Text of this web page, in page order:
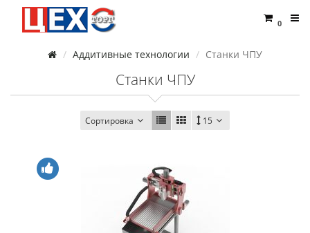
0
Аддитивные технологии Станки ЧПУ
Станки ЧПУ
Сортировка 15